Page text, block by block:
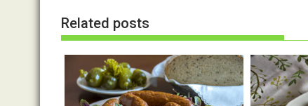
i
g
Related posts